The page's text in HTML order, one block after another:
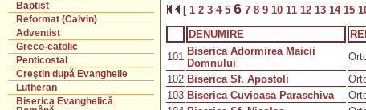
Baptist
Reformat (Calvin)
Adventist
Greco-catolic
Penticostal
Creştin după Evanghelie
Lutheran
Biserica Evanghelică
[1 2 3 4 5 6 7 8 9 10 11 12 13 14 15
DENUMIRE
101 Biserica Adormirea Maicii
Domnului
102 Biserica Sf. Apostoli
103 Biserica Cuvioasa Paraschiva